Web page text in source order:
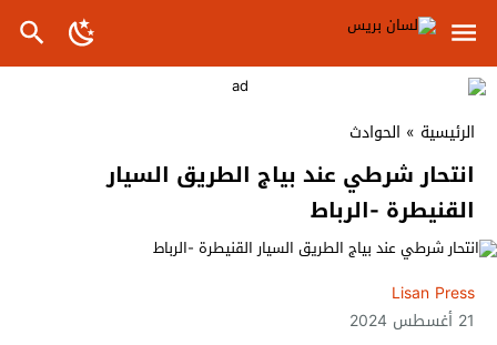
الرئيسية » الحوادث
انتحار شرطي عند بياج الطريق السيار
القنيطرة -الرباط
Lisan Press
21 أغسطس 2024